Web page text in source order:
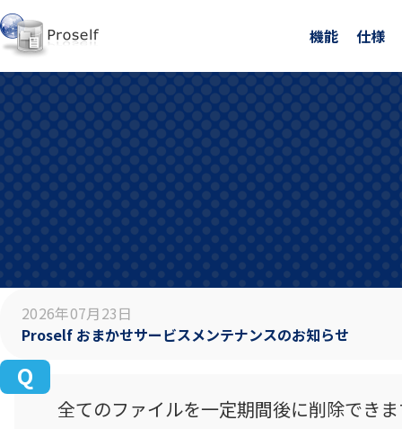
機能 仕様
2026年07月23日
Proself おまかせサービスメンテナンスのお知らせ
全てのファイルを一定期間後に削除でき